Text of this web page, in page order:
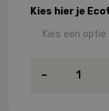
Kies hier je
-
leemverf